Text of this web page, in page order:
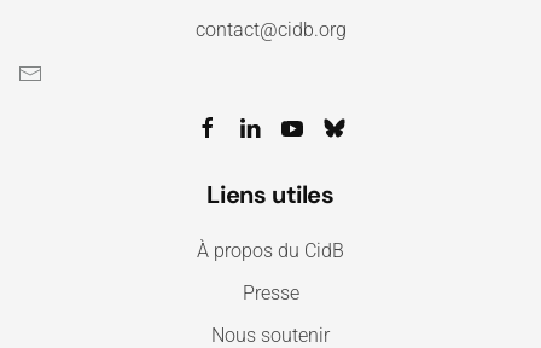
contact@cidb.org
Liens utiles
À propos du CidB
Presse
Nous soutenir